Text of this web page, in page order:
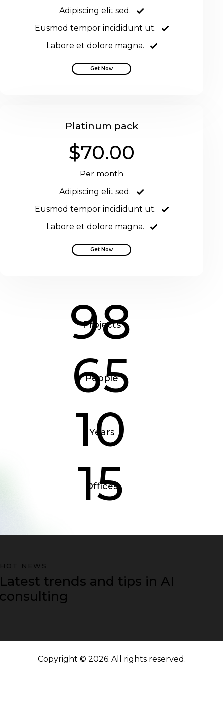
Adipiscing elit sed.
Eusmod tempor incididunt ut.
Labore et dolore magna.
Get Now
Platinum pack
$70.00
Per month
Adipiscing elit sed.
Eusmod tempor incididunt ut.
Labore et dolore magna.
Get Now
98
Projects
65
People
10
Years
15
Offices
HOT NEWS
Latest trends and tips in AI
consulting
Copyright © 2026. All rights reserved.